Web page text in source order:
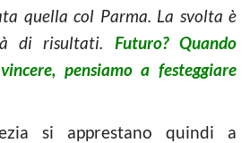
quella col Parma. La svolta è
di risultati. Futuro? Quando
pensiamo a festeggiare
si apprestano quindi a